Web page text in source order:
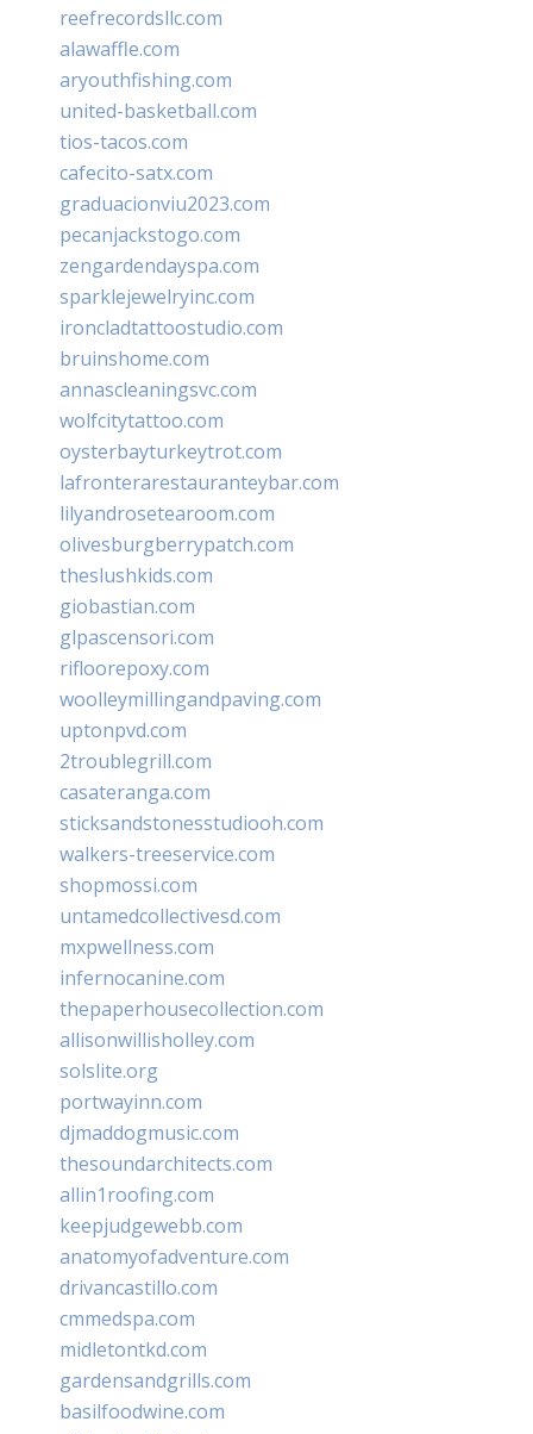
reefrecordsllc.com
alawaffle.com
aryouthfishing.com
united-basketball.com
tios-tacos.com
cafecito-satx.com
graduacionviu2023.com
pecanjackstogo.com
zengardendayspa.com
sparklejewelryinc.com
ironcladtattoostudio.com
bruinshome.com
annascleaningsvc.com
wolfcitytattoo.com
oysterbayturkeytrot.com
lafronterarestauranteybar.com
lilyandrosetearoom.com
olivesburgberrypatch.com
theslushkids.com
giobastian.com
glpascensori.com
rifloorepoxy.com
woolleymillingandpaving.com
uptonpvd.com
2troublegrill.com
casateranga.com
sticksandstonesstudiooh.com
walkers-treeservice.com
shopmossi.com
untamedcollectivesd.com
mxpwellness.com
infernocanine.com
thepaperhousecollection.com
allisonwillisholley.com
solslite.org
portwayinn.com
djmaddogmusic.com
thesoundarchitects.com
allin1roofing.com
keepjudgewebb.com
anatomyofadventure.com
drivancastillo.com
cmmedspa.com
midletontkd.com
gardensandgrills.com
basilfoodwine.com